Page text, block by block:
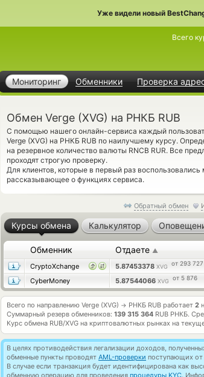
Уже видели новый
Мониторинг Обменники Проверка
Всего
Обмен Verge (XVG) на РНКБ RUB
С помощью нашего онлайн-сервиса каждый
Verge (XVG) на РНКБ RUB по наилучшему курсу.
на резервное количество валюты RNCB RUR. Все
проходят строгую проверку.
Для клиентов, которые в первый раз
рассказывающее о функциях сервиса.
Обратный обмен
Курсы обмена Калькулятор
Обменник Отдаете ▲
CryptoXchange 5.87453378 XVG от 293 727
CyberMoney
5.87544066 XVG от 5 876
Всего по направлению Verge (XVG) → РНКБ RUB работает 2
Суммарный резерв обменников: 139 315 364 RUB РНКБ.
Курс обмена RUB/XVG на криптовалютных рынках на
В целях противодействия легализации доходов,
обменные пункты проводят AML-проверки поступающих от
В случае если транзакция будет идентифицирована как
обменную операцию для проведения процедуры KYC.